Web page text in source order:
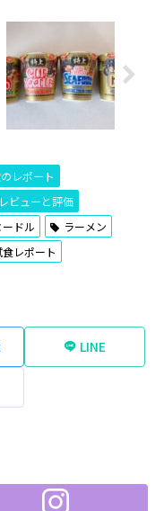
レポート
ビューと評価
ドル
ラーメン
食レポート
LINE